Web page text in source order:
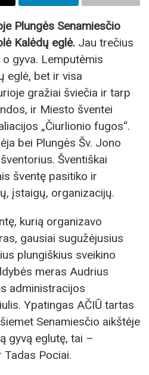
Plungės Senamiesčio
Kalėdų eglė. Jau trečius
gyva. Lemputėmis
eglė, bet ir visa
gražiai šviečia ir tarp
ir Miesto šventei
„Čiurlionio fugos“.
bei Plungės Šv. Jono
Šventiškai
šventę pasitiko ir
įstaigų, organizacijų.
kurią organizavo
gausiai sugužėjusius
plungiškius sveikino
meras Audrius
administracijos
Ypatingas AČIŪ tartas
Senamiesčio aikštėje
gyvą eglutę, tai –
Tadas Pociai.